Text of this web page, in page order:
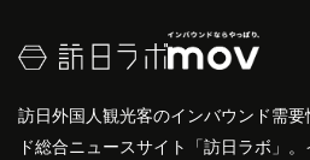
訪日外国人観光客のインバウンド需
ド総合ニュースサイト「訪日ラボ」